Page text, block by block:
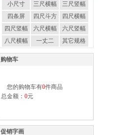
小尺寸 三尺横幅
三尺竖幅
四条屏
四尺斗方
四尺横幅
四尺竖幅
六尺横幅
六尺竖幅
八尺横幅
一丈二 其它规格
购物车
您的购物车有0件商品
总金额： 0元
促销字画